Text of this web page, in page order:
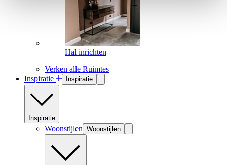
Hal inrichten
Verken alle Ruimtes
Inspiratie
Inspiratie
Inspiratie
Woonstijlen Woonstijlen